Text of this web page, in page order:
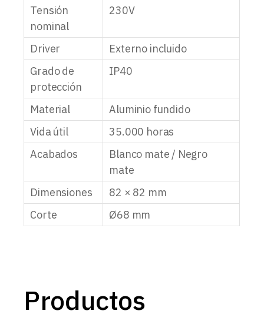
Tensión
nominal
230V
Driver
Externo incluido
Grado de
protección
IP40
Material
Aluminio fundido
Vida útil
35.000 horas
Acabados
Blanco mate / Negro
mate
Dimensiones
82 × 82 mm
Corte
Ø68 mm
Productos